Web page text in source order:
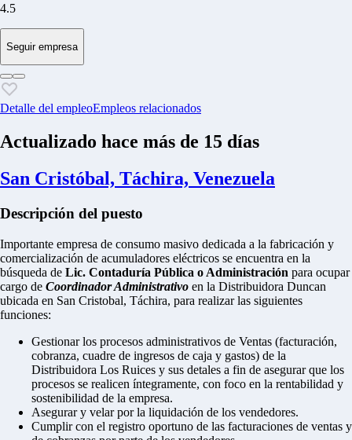
4.5
Seguir empresa
Detalle del empleoEmpleos relacionados
Actualizado hace más de 15 días
San Cristóbal, Táchira, Venezuela
Descripción del puesto
Importante empresa de consumo masivo dedicada a la fabricación y
comercialización de acumuladores eléctricos se encuentra en la
búsqueda de Lic. Contaduría Pública o Administración para ocupar
cargo de Coordinador Administrativo en la Distribuidora Duncan
ubicada en San Cristobal, Táchira, para realizar las siguientes
funciones:
Gestionar los procesos administrativos de Ventas (facturación,
cobranza, cuadre de ingresos de caja y gastos) de la
Distribuidora Los Ruices y sus detales a fin de asegurar que los
procesos se realicen íntegramente, con foco en la rentabilidad y
sostenibilidad de la empresa.
Asegurar y velar por la liquidación de los vendedores.
Cumplir con el registro oportuno de las facturaciones de ventas y